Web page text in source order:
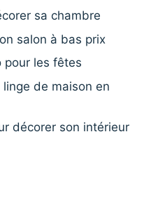
sa chambre
salon à bas prix
pour les fêtes
linge de maison en
décorer son intérieur